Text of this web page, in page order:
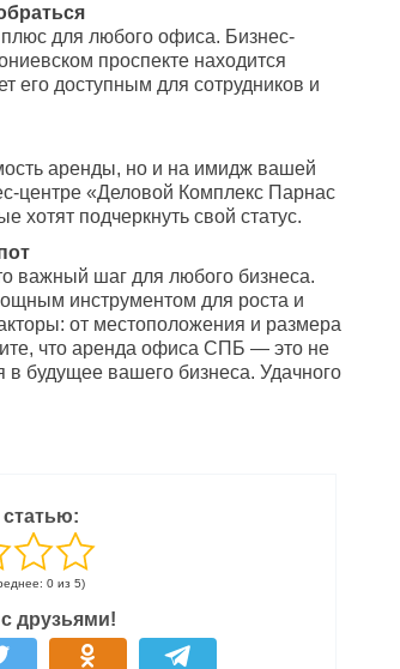
для любого офиса. Бизнес-
проспекте находится
его доступным для сотрудников и
аренды, но и на имидж вашей
центре «Деловой Комплекс Парнас
хотят подчеркнуть свой статус.
важный шаг для любого бизнеса.
инструментом для роста и
от местоположения и размера
что аренда офиса СПБ — это не
будущее вашего бизнеса. Удачного
0 из 5)
друзьями!